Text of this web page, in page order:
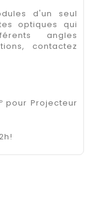
d'un seul
optiques qui
angles
contactez
pour Projecteur